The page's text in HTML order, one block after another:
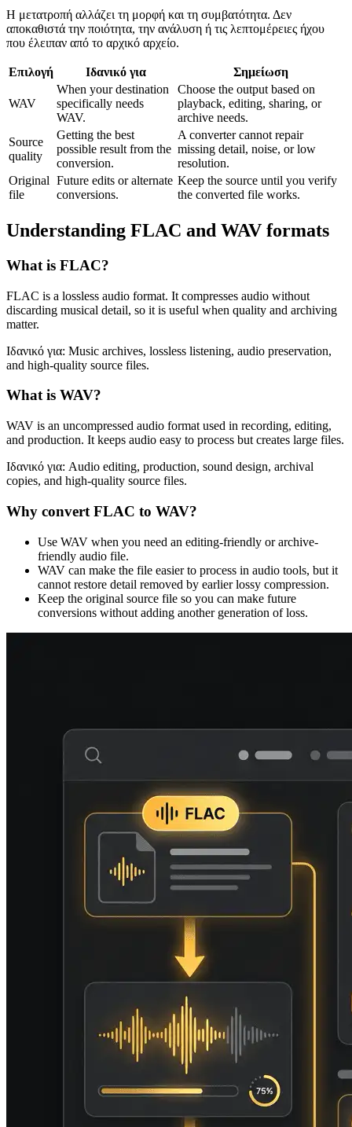
Η μετατροπή αλλάζει τη μορφή και τη συμβατότητα. Δεν
αποκαθιστά την ποιότητα, την ανάλυση ή τις λεπτομέρειες ήχου
που έλειπαν από το αρχικό αρχείο.
Επιλογή Ιδανικό για Σημείωση
WAV
When your destination
specifically needs
WAV.
Choose the output based on
playback, editing, sharing, or
archive needs.
Source
quality
Getting the best
possible result from the
conversion.
A converter cannot repair
missing detail, noise, or low
resolution.
Original
file
Future edits or alternate
conversions.
Keep the source until you verify
the converted file works.
Understanding FLAC and WAV formats
What is FLAC?
FLAC is a lossless audio format. It compresses audio without
discarding musical detail, so it is useful when quality and archiving
matter.
Ιδανικό για: Music archives, lossless listening, audio preservation,
and high-quality source files.
What is WAV?
WAV is an uncompressed audio format used in recording, editing,
and production. It keeps audio easy to process but creates large files.
Ιδανικό για: Audio editing, production, sound design, archival
copies, and high-quality source files.
Why convert FLAC to WAV?
Use WAV when you need an editing-friendly or archive-
friendly audio file.
WAV can make the file easier to process in audio tools, but it
cannot restore detail removed by earlier lossy compression.
Keep the original source file so you can make future
conversions without adding another generation of loss.